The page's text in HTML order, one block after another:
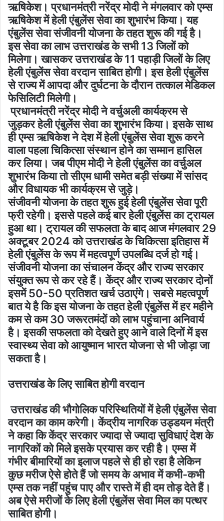
ऋषिकेश। प्रधानमंत्री नरेंद्र मोदी ने मंगलवार को एम्स
ऋषिकेश में हेली एंबुलेंस सेवा का शुभारंभ किया। यह
एंबुलेंस सेवा संजीवनी योजना के तहत शुरू की गई है।
इस सेवा का लाभ उत्तराखंड के सभी 13 जिलों को
मिलेगा। खासकर उत्तराखंड के 11 पहाड़ी जिलों के लिए
हेली एंबुलेंस सेवा वरदान साबित होगी। इस हेली एंबुलेंस
से राज्य में आपदा और दुर्घटना के दौरान तत्काल मेडिकल
फेसिलिटी मिलेगी।
प्रधानमंत्री नरेंद्र मोदी ने वर्चुअली कार्यक्रम से
जुड़कर हेली एंबुलेंस सेवा का शुभारंभ किया। इसके साथ
ही एम्स ऋषिकेश ने देश में हेली एंबुलेंस सेवा शुरू करने
वाला पहला चिकित्सा संस्थान होने का सम्मान हासिल
कर लिया। जब पीएम मोदी ने हेली एंबुलेंस का वर्चुअल
शुभारंभ किया तो सीएम धामी समेत बड़ी संख्या में सांसद
और विधायक भी कार्यक्रम से जुड़े।
संजीवनी योजना के तहत शुरू हुई हेली एंबुलेंस सेवा पूरी
फ्री रहेगी। इससे पहले कई बार हेली एंबुलेंस का ट्रायल
हुआ था। ट्रायल की सफलता के बाद आज मंगलवार 29
अक्टूबर 2024 को उत्तराखंड के चिकित्सा इतिहास में
हेली एंबुलेंस के रूप में महत्वपूर्ण उपलब्धि दर्ज हो गई।
संजीवनी योजना का संचालन केंद्र और राज्य सरकार
संयुक्त रूप से कर रहे हैं। केंद्र और राज्य सरकार दोनों
इसमें 50-50 प्रतिशत खर्च उठाएंगे। सबसे महत्वपूर्ण
बात ये है कि इस योजना के तहत हेली एंबुलेंस में हर महीने
कम से कम 30 जरूरतमंदों को लाभ पहुंचाना अनिवार्य
है। इसकी सफलता को देखते हुए आने वाले दिनों में इस
स्वास्थ्य सेवा को आयुष्मान भारत योजना से भी जोड़ा जा
सकता है।
उत्तराखंड के लिए साबित होगी वरदान
उत्तराखंड की भौगोलिक परिस्थितियों में हेली एंबुलेंस सेवा
वरदान का काम करेगी। केंद्रीय नागरिक उड्डयन मंत्री
ने कहा कि केंद्र सरकार ज्यादा से ज्यादा सुविधाएं देश के
नागरिकों को मिले इसके प्रयास कर रही है। एम्स में
गंभीर बीमारियों का इलाज पहले से ही हो रहा है लेकिन
कुछ मरीज ऐसे होते हैं जो समय के अभाव में कभी-कभी
एम्स तक नहीं पहुंच पाए और रास्ते में ही दम तोड़ देते हैं।
अब ऐसे मरीजों के लिए हेली एंबुलेंस सेवा मिल का पत्थर
साबित होगी।